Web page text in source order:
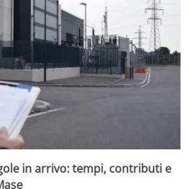
in arrivo: tempi, contributi e